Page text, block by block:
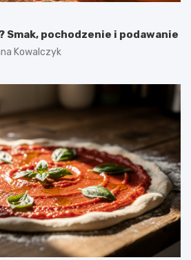
Smak, pochodzenie i podawanie
Kowalczyk